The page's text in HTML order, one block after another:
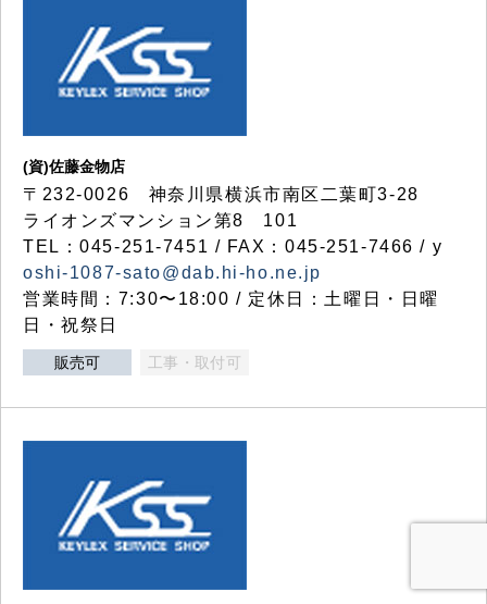
(資)佐藤金物店
〒232-0026 神奈川県横浜市南区二葉町3-28
ライオンズマンション第8 101
TEL：045-251-7451 / FAX：045-251-7466 / y
oshi-1087-sato@dab.hi-ho.ne.jp
営業時間：7:30〜18:00 / 定休日：土曜日・日曜
日・祝祭日
販売可 工事・取付可